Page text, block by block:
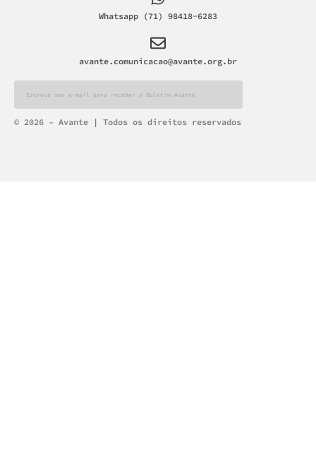
Whatsapp (71) 98418-6283
avante.comunicacao@avante.org.br
Alternative:
© 2026 – Avante | Todos os direitos reservados